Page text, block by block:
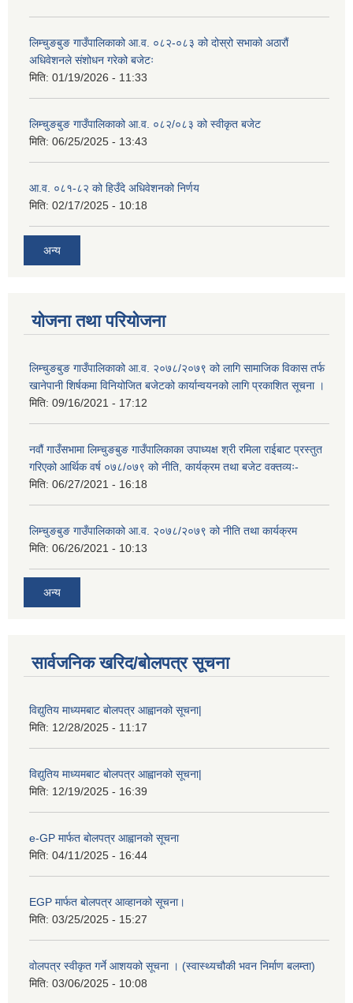
लिम्चुङबुङ गाउँपालिकाको आ.व. ०८२-०८३ को दोस्रो सभाको अठारौं
अधिवेशनले संशोधन गरेको बजेटः
मिति: 01/19/2026 - 11:33
लिम्चुङबुङ गाउँपालिकाको आ.व. ०८२/०८३ को स्वीकृत बजेट
मिति: 06/25/2025 - 13:43
आ.व. ०८१-८२ को हिउँदे अधिवेशनको निर्णय
मिति: 02/17/2025 - 10:18
अन्य
योजना तथा परियोजना
लिम्चुङबुङ गाउँपालिकाको आ.व. २०७८/२०७९ को लागि सामाजिक विकास तर्फ
खानेपानी शिर्षकमा विनियोजित बजेटको कार्यान्वयनको लागि प्रकाशित सूचना ।
मिति: 09/16/2021 - 17:12
नवौं गाउँसभामा लिम्चुङबुङ गाउँपालिकाका उपाध्यक्ष श्री रमिला राईबाट प्रस्तुत
गरिएको आर्थिक वर्ष ०७८/०७९ को नीति, कार्यक्रम तथा बजेट वक्तव्यः-
मिति: 06/27/2021 - 16:18
लिम्चुङबुङ गाउँपालिकाको आ.व. २०७८/२०७९ को नीति तथा कार्यक्रम
मिति: 06/26/2021 - 10:13
अन्य
सार्वजनिक खरिद/बोलपत्र सूचना
विद्युतिय माध्यमबाट बोलपत्र आह्वानको सूचना|
मिति: 12/28/2025 - 11:17
विद्युतिय माध्यमबाट बोलपत्र आह्वानको सूचना|
मिति: 12/19/2025 - 16:39
e-GP मार्फत बोलपत्र आह्वानको सूचना
मिति: 04/11/2025 - 16:44
EGP मार्फत बोलपत्र आव्हानको सूचना।
मिति: 03/25/2025 - 15:27
वोलपत्र स्वीकृत गर्ने आशयको सूचना । (स्वास्थ्यचौकी भवन निर्माण बलम्ता)
मिति: 03/06/2025 - 10:08